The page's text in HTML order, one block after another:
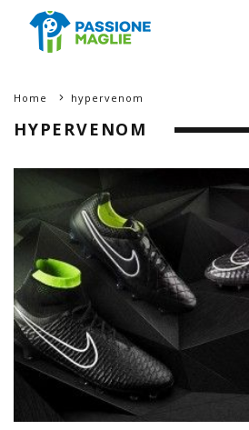
Home hypervenom
HYPERVENOM